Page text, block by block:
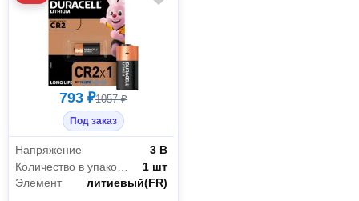
793 ₽1057 ₽
Под заказ
Напряжение
3 В
1 шт
Элемент
литиевый(FR)